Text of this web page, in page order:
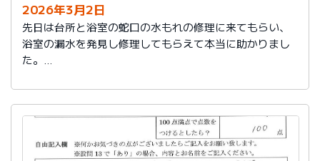
2026年3月2日
先日は台所と浴室の蛇口の水もれの修理に来てもらい、
浴室の漏水を発見し修理してもらえて本当に助かりまし
た。
かったです。
これからもよろしくお願いします。